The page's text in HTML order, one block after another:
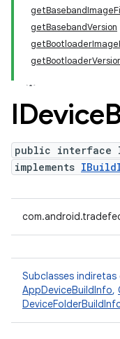
getBasebandVersion
IDevice
public interface
implements
Subclasses
AppDeviceBuildInfo,